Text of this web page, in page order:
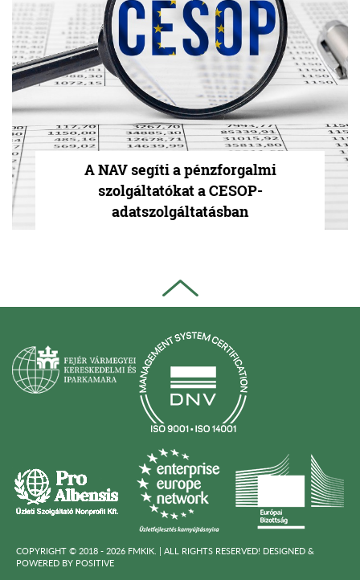
A NAV segíti a pénzforgalmi
szolgáltatókat a CESOP-
adatszolgáltatásban
COPYRIGHT © 2018 - 2026 FMKIK. | ALL RIGHTS RESERVED! DESIGNED &
POWERED BY POSITIVE